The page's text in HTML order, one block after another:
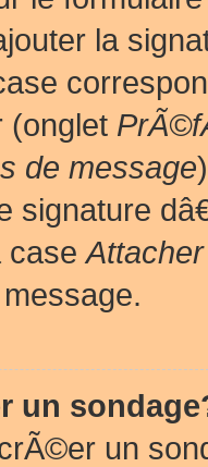
la
de message
signature
case
un
un